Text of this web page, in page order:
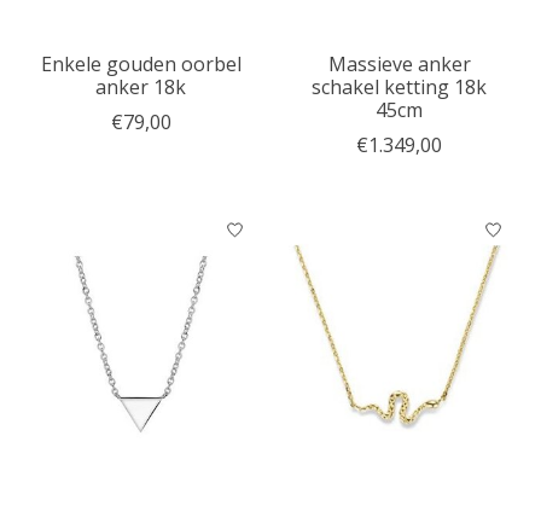
Enkele gouden oorbel
anker 18k
€79,00
Massieve anker
schakel ketting 18k
45cm
€1.349,00